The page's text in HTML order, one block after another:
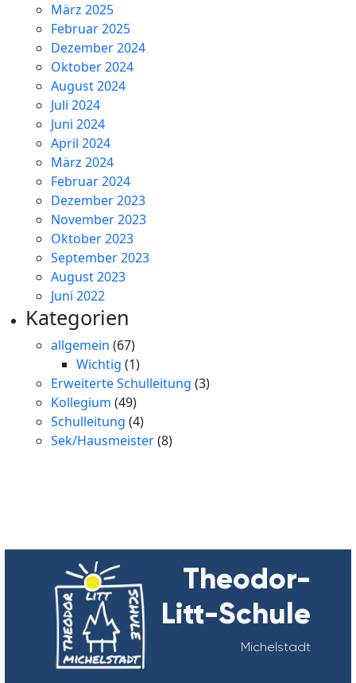
März 2025
Februar 2025
Dezember 2024
Oktober 2024
August 2024
Juli 2024
Juni 2024
April 2024
März 2024
Februar 2024
Dezember 2023
November 2023
Oktober 2023
September 2023
August 2023
Juni 2022
Kategorien
allgemein (67)
Wichtig (1)
Erweiterte Schulleitung (3)
Kollegium (49)
Schulleitung (4)
Sek/Hausmeister(8)
Theodor-
Litt-Schule
Michelstadt